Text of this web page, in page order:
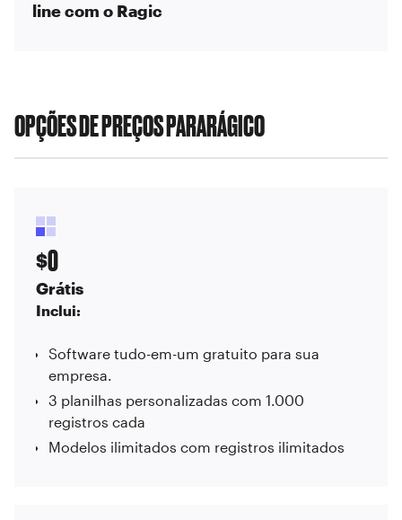
line com o Ragic
OPÇÕES DE PREÇOS PARARÁGICO
$0
Grátis
Inclui:
Software tudo-em-um gratuito para sua
empresa.
3 planilhas personalizadas com 1.000
registros cada
Modelos ilimitados com registros ilimitados